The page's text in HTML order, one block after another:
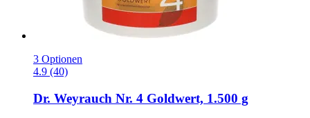
3 Optionen
4.9 (40)
Dr. Weyrauch Nr. 4 Goldwert, 1.500 g